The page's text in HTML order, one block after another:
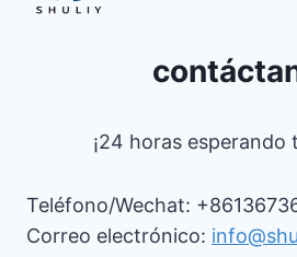
¡24 horas esperando
Teléfono/Wechat:
Correo electrónico: